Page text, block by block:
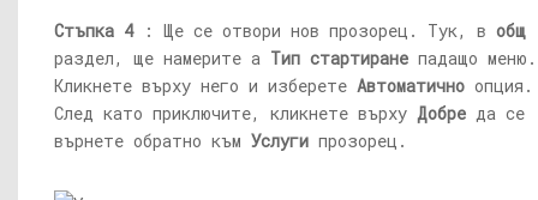
Стъпка 4: Ще се отвори нов прозорец. Тук, в общ
раздел, ще намерите a Тип стартиране падащо меню.
Кликнете върху него и изберете Автоматично опция.
След като приключите, кликнете върху Добре да се
върнете обратно към Услуги прозорец.